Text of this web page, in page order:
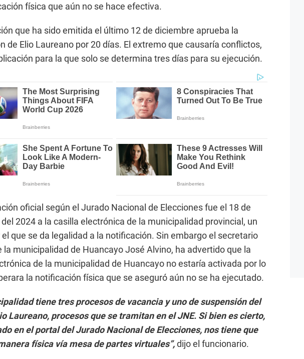
física que aún no se hace efectiva.
que ha sido emitida el último 12 de diciembre aprueba la
de Elio Laureano por 20 días. El extremo que causaría conflictos,
para la que solo se determina tres días para su ejecución.
oficial según el Jurado Nacional de Elecciones fue el 18 de
2024 a la casilla electrónica de la municipalidad provincial, un
que se da legalidad a la notificación. Sin embargo el secretario
la municipalidad de Huancayo José Alvino, ha advertido que la
de la municipalidad de Huancayo no estaría activada por lo
la notificación física que se aseguró aún no se ha ejecutado.
tiene tres procesos de vacancia y uno de suspensión del
Laureano, procesos que se tramitan en el JNE. Si bien es cierto,
en el portal del Jurado Nacional de Elecciones, nos tiene que
física vía mesa de partes virtuales”,dijo el funcionario.